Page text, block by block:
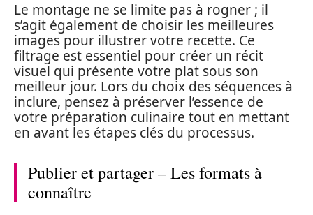
Le montage ne se limite pas à rogner ; il
s’agit également de choisir les meilleures
images pour illustrer votre recette. Ce
filtrage est essentiel pour créer un récit
visuel qui présente votre plat sous son
meilleur jour. Lors du choix des séquences à
inclure, pensez à préserver l’essence de
votre préparation culinaire tout en mettant
en avant les étapes clés du processus.
Publier et partager – Les formats à
connaître